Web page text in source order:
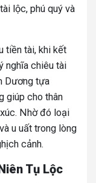
lộc, phú quý và
tiền tài, khi kết
nghĩa chiêu tài
Dương tựa
giúp cho thân
Nhờ đó loại
u uất trong lòng
cảnh.
Tụ Lộc